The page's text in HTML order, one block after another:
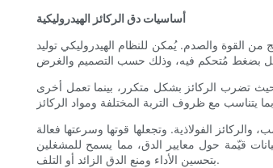
أساسيات دق الركائز الهيدروليكية
القوة والصدم. يُمكن للنظام الهيدروليكي توليد
حيث تضرب الركائز بشكل متكرر، بينما تعمل أخرى
والركائز الفولاذية. وتجعلها قوتها وسرعتها فعالة
قيّمة حول معايير الدق، مما يسمح للمشغلين
بتحسين الأداء ومنع الدق الزائد أو التلف.